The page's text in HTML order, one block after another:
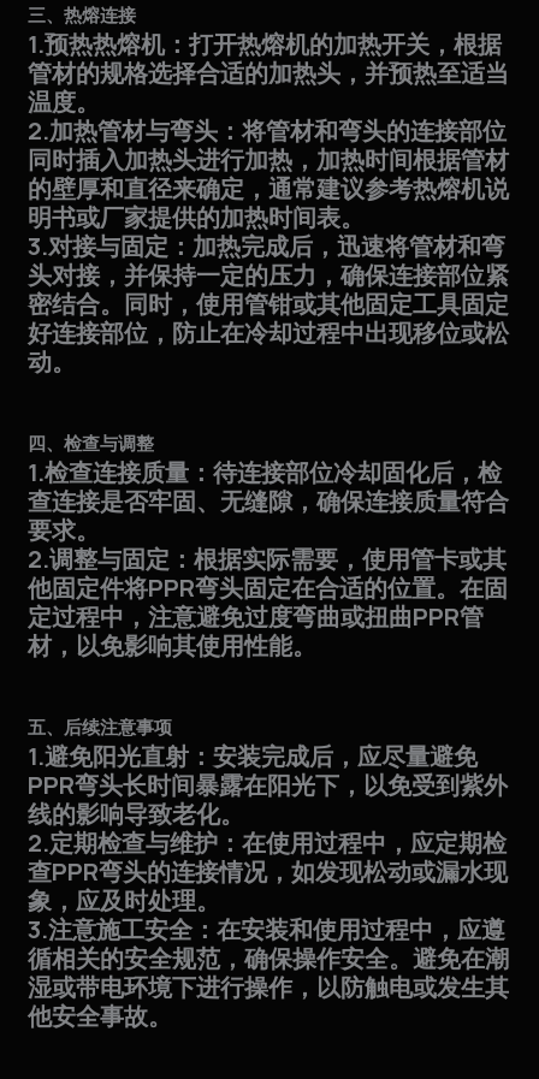
三、热熔连接
1.预热热熔机：打开热熔机的加热开关，根据
管材的规格选择合适的加热头，并预热至适当
温度。
2.加热管材与弯头：将管材和弯头的连接部位
同时插入加热头进行加热，加热时间根据管材
的壁厚和直径来确定，通常建议参考热熔机说
明书或厂家提供的加热时间表。
3.对接与固定：加热完成后，迅速将管材和弯
头对接，并保持一定的压力，确保连接部位紧
密结合。同时，使用管钳或其他固定工具固定
好连接部位，防止在冷却过程中出现移位或松
动。
四、检查与调整
1.检查连接质量：待连接部位冷却固化后，检
查连接是否牢固、无缝隙，确保连接质量符合
要求。
2.调整与固定：根据实际需要，使用管卡或其
他固定件将PPR弯头固定在合适的位置。在固
定过程中，注意避免过度弯曲或扭曲PPR管
材，以免影响其使用性能。
五、后续注意事项
1.避免阳光直射：安装完成后，应尽量避免
PPR弯头长时间暴露在阳光下，以免受到紫外
线的影响导致老化。
2.定期检查与维护：在使用过程中，应定期检
查PPR弯头的连接情况，如发现松动或漏水现
象，应及时处理。
3.注意施工安全：在安装和使用过程中，应遵
循相关的安全规范，确保操作安全。避免在潮
湿或带电环境下进行操作，以防触电或发生其
他安全事故。